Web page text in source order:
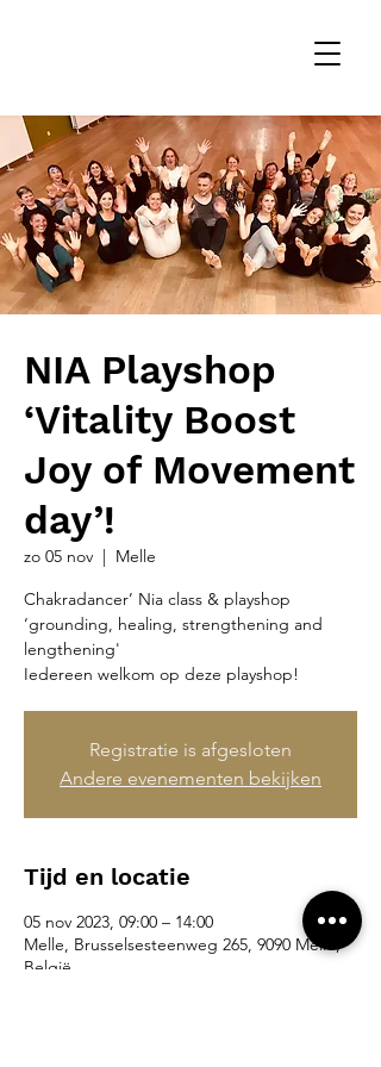
NIA Playshop
‘Vitality Boost
Joy of Movement
day’!
zo 05 nov
  |
Melle
Chakradancer’ Nia class & playshop
‘grounding, healing, strengthening and
lengthening'
Iedereen welkom op deze playshop!
Registratie is afgesloten
Andere evenementen bekijken
Tijd en locatie
05 nov 2023, 09:00 – 14:00
Melle, Brusselsesteenweg 265, 9090 Melle,
België